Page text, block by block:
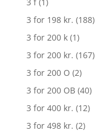
3 f (1)
3 for 198 kr. (188)
3 for 200 k (1)
3 for 200 kr. (167)
3 for 200 O (2)
3 for 200 OB (40)
3 for 400 kr. (12)
3 for 498 kr. (2)